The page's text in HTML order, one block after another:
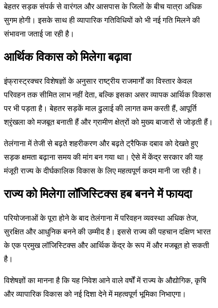
बेहतर सड़क संपर्क से वारंगल और आसपास के जिलों के बीच यात्रा अधिक
सुगम होगी। इसके साथ ही व्यापारिक गतिविधियों को भी नई गति मिलने की
संभावना जताई जा रही है।
आर्थिक विकास को मिलेगा बढ़ावा
इंफ्रास्ट्रक्चर विशेषज्ञों के अनुसार राष्ट्रीय राजमार्गों का विस्तार केवल
परिवहन तक सीमित लाभ नहीं देता, बल्कि इसका असर व्यापक आर्थिक विकास
पर भी पड़ता है। बेहतर सड़कें माल ढुलाई की लागत कम करती हैं, आपूर्ति
श्रृंखला को मजबूत बनाती हैं और ग्रामीण क्षेत्रों को मुख्य बाजारों से जोड़ती हैं।
तेलंगाना में तेजी से बढ़ते शहरीकरण और बढ़ते ट्रैफिक दबाव को देखते हुए
सड़क क्षमता बढ़ाना समय की मांग बन गया था। ऐसे में केंद्र सरकार की यह
मंजूरी राज्य के दीर्घकालिक विकास के लिए महत्वपूर्ण कदम मानी जा रही है।
राज्य को मिलेगा लॉजिस्टिक्स हब बनने में फायदा
परियोजनाओं के पूरा होने के बाद तेलंगाना में परिवहन व्यवस्था अधिक तेज,
सुरक्षित और आधुनिक बनने की उम्मीद है। इससे राज्य की पहचान दक्षिण भारत
के एक प्रमुख लॉजिस्टिक्स और आर्थिक केंद्र के रूप में और मजबूत हो सकती
है।
विशेषज्ञों का मानना है कि यह निवेश आने वाले वर्षों में राज्य के औद्योगिक, कृषि
और व्यापारिक विकास को नई दिशा देने में महत्वपूर्ण भूमिका निभाएगा।